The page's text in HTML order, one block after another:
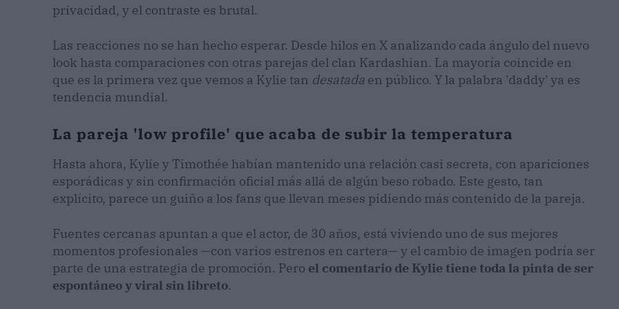
privacidad, y el contraste es brutal.
Las reacciones no se han hecho esperar. Desde hilos en X analizando cada ángulo del nuevo
look hasta comparaciones con otras parejas del clan Kardashian. La mayoría coincide en
que es la primera vez que vemos a Kylie tan desatada en público. Y la palabra 'daddy' ya es
tendencia mundial.
La pareja 'low profile' que acaba de subir la temperatura
Hasta ahora, Kylie y Timothée habían mantenido una relación casi secreta, con apariciones
esporádicas y sin confirmación oficial más allá de algún beso robado. Este gesto, tan
explícito, parece un guiño a los fans que llevan meses pidiendo más contenido de la pareja.
Fuentes cercanas apuntan a que el actor, de 30 años, está viviendo uno de sus mejores
momentos profesionales —con varios estrenos en cartera— y el cambio de imagen podría ser
parte de una estrategia de promoción. Pero el comentario de Kylie tiene toda la pinta de ser
espontáneo y viral sin libreto.